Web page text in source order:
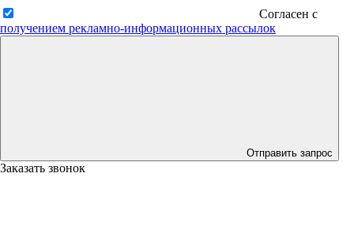
Согласен с
получением рекламно-информационных рассылок
Отправить запрос
Заказать звонок